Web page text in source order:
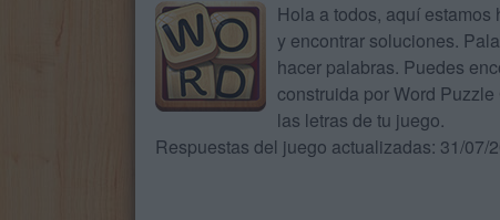
Hola a todos, aquí
y encontrar soluciones.
hacer palabras. Puedes
construida por Word
las letras de tu juego.
Respuestas del juego actualizadas: 31/07/